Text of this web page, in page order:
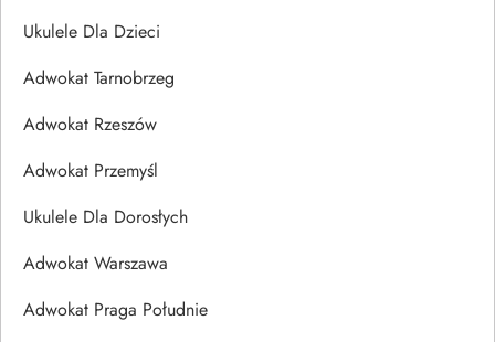
Ukulele Dla Dzieci
Adwokat Tarnobrzeg
Adwokat Rzeszów
Adwokat Przemyśl
Ukulele Dla Dorosłych
Adwokat Warszawa
Adwokat Praga Południe